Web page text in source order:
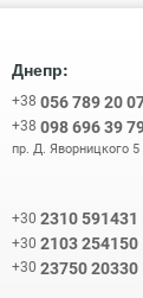
Днепр:
+38 056 789 20
+38 098 696 39
пр. Д. Яворницкого 5
+30 2310 591431
+30 2103 254150
+30 23750 20330